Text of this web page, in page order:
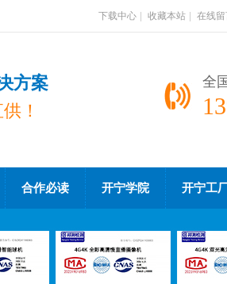
下载中心 收藏本站 在线
方案
！
全
合作必读 开宁学院 开宁工